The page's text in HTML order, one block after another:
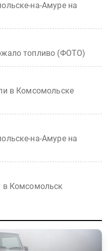
на-Амуре на
топливо (ФОТО)
в Комсомольске
на-Амуре на
в Комсомольск